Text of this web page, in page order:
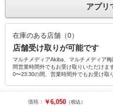
アプリ
在庫のある店舗（0）
店舗受け取りが可能です
マルチメディアAkiba、マルチメディア
間営業時間外でもお受け取りいただけま
0〜23:30の間、営業時間外でもお受け取
価格： ￥6,050 （税込）